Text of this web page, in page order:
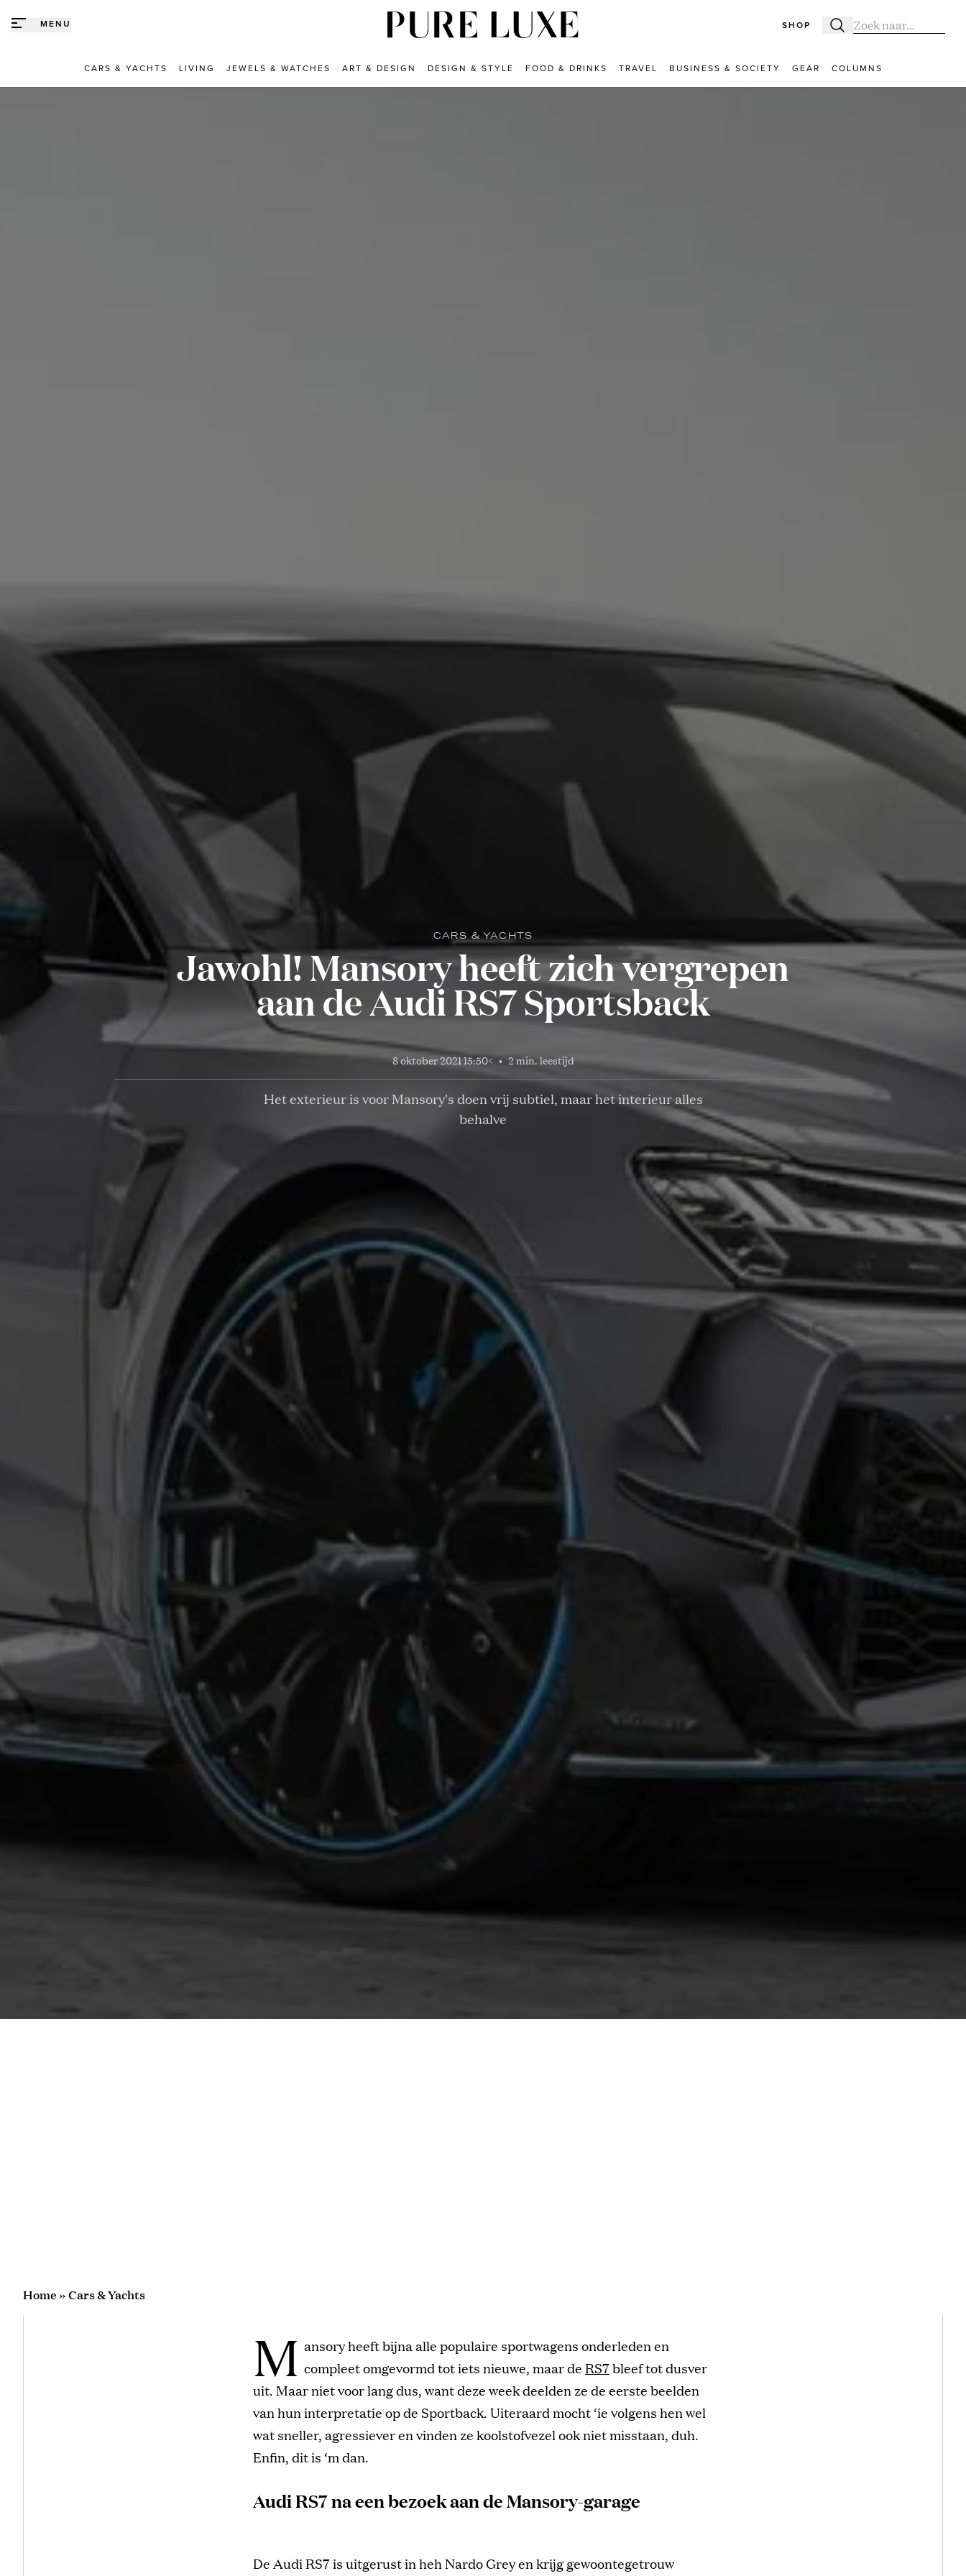
MENU SHOP Zoeken
Zoek naar:
CARS & YACHTS LIVING JEWELS & WATCHES ART & DESIGN DESIGN & STYLE FOOD & DRINKS TRAVEL BUSINESS & SOCIETY GEAR COLUMNS
CARS & YACHTS
Jawohl! Mansory heeft zich vergrepen
aan de Audi RS7 Sportsback
8 oktober 2021 15:50< • 2 min. leestijd
Het exterieur is voor Mansory's doen vrij subtiel, maar het interieur alles
behalve
Home»Cars & Yachts
M ansory heeft bijna alle populaire sportwagens onderleden en
compleet omgevormd tot iets nieuwe, maar de RS7bleef tot dusver
uit. Maar niet voor lang dus, want deze week deelden ze de eerste beelden
van hun interpretatie op de Sportback. Uiteraard mocht ‘ie volgens hen wel
wat sneller, agressiever en vinden ze koolstofvezel ook niet misstaan, duh.
Enfin, dit is ‘m dan.
Audi RS7 na een bezoek aan de Mansory-garage
De Audi RS7 is uitgerust in heh Nardo Grey en krijg gewoontegetrouw